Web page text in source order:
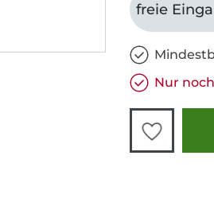
freie
Nur